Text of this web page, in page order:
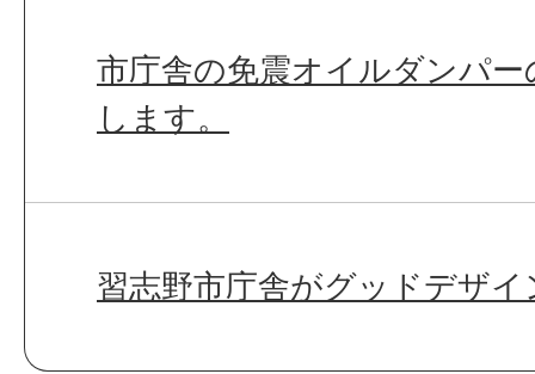
市庁舎の免震オイルダンパ
します。
習志野市庁舎がグッドデザイ